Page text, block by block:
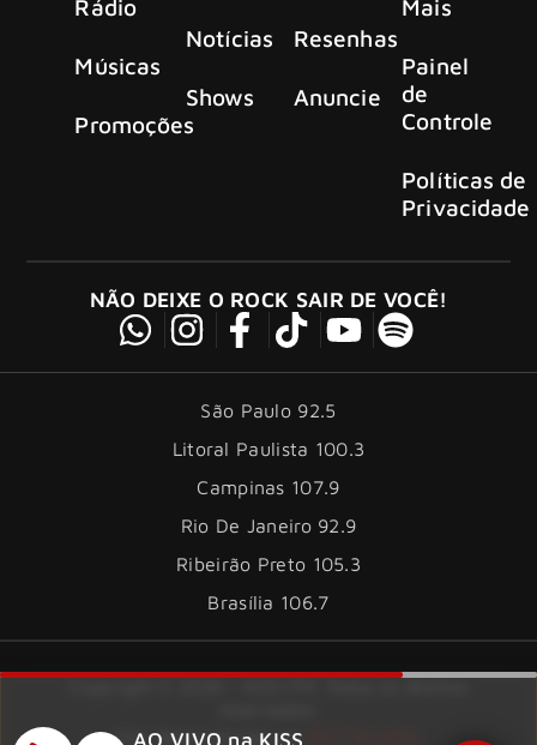
Rádio
Músicas
Promoções
Notícias
Shows
Resenhas
Anuncie
Mais
Painel
de
Controle
Políticas de
Privacidade
NÃO DEIXE O ROCK SAIR DE VOCÊ!
São Paulo 92.5
Litoral Paulista 100.3
Campinas 107.9
Rio De Janeiro 92.9
Ribeirão Preto 105.3
Brasília 106.7
Site desenvolvido por
AO VIVO na KISS